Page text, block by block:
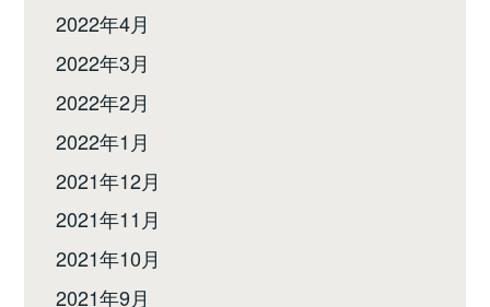
2022年4月
2022年3月
2022年2月
2022年1月
2021年12月
2021年11月
2021年10月
2021年9月